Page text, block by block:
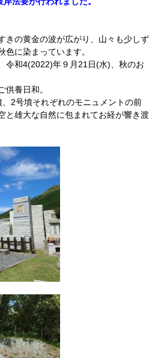
きの黄金の波が広がり、山々も少しず
に染まっています。
令和4(2022)年９月21日(水)、秋のお
供養日和。
2号墳それぞれのモニュメントの前
と雄大な自然に包まれてお経が響き渡